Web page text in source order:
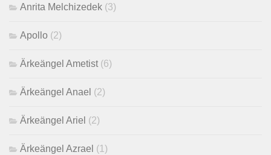
Anrita Melchizedek (3)
Apollo (2)
Ärkeängel Ametist(6)
Ärkeängel Anael (2)
Ärkeängel Ariel (2)
Ärkeängel Azrael (1)